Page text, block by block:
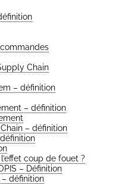
Chain
– définition
– définition
– définition
coup de fouet ?
– Définition
définition